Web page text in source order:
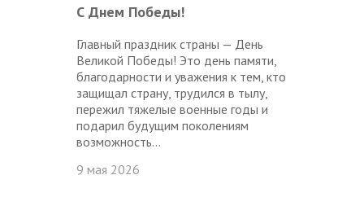
С Днем Победы!
Главный праздник страны — День
Великой Победы! Это день памяти,
благодарности и уважения к тем, кто
защищал страну, трудился в тылу,
пережил тяжелые военные годы и
подарил будущим поколениям
возможность...
9 мая 2026